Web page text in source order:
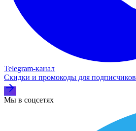
Telegram‑канал
Скидки и промокоды для подписчиков
Мы в соцсетях